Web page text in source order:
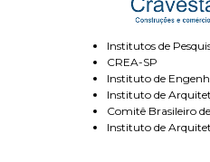
Institutos de
CREA-SP
Instituto de
Instituto de
Comitê Brasileiro
Instituto de